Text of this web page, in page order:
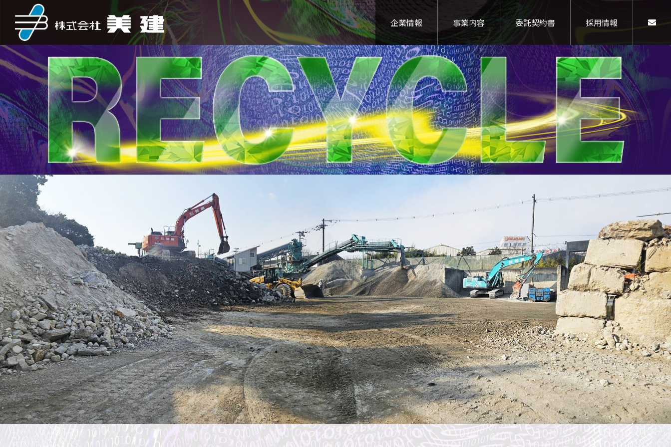
企業情報
企業情報 会社概要 代表あいさつ 沿革 プロモーション
事業内容
事業内容
中間処理事業 処分場事業 運搬土木事業 維持管理状況の公表
事業許可一覧
委託契約書 採用情報
採用情報 メッセージ 美建の仕事 研修制度・福利厚生 募集要項